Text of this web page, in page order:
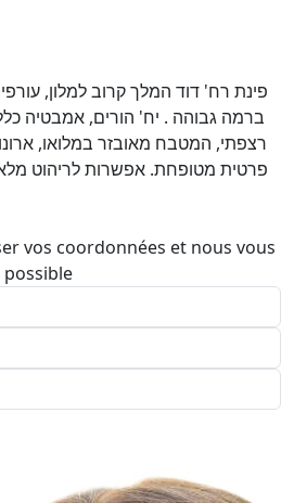
ברמה גבוהה . יח' הורים, אמבטיה
רצפתי, המטבח מאובזר במלואו,
פרטית מטופחת. אפשרות לריהוט
vos coordonnées et nous vous